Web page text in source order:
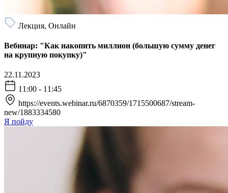
Лекция, Онлайн
Вебинар: "Как накопить миллион (большую сумму денег
на крупную покупку)"
22.11.2023
11:00 - 11:45
https://events.webinar.ru/6870359/1715500687/stream-
new/1883334580
Я пойду